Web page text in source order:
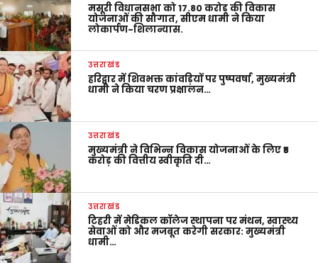
मसूरी विधानसभा को 17.80 करोड़ की विकास
योजनाओं की सौगात, सीएम धामी ने किया
लोकार्पण-शिलान्यास.
उत्तराखंड
हरिद्वार में शिवभक्त कांवड़ियों पर पुष्पवर्षा, मुख्यमंत्री
धामी ने किया चरण प्रक्षालन…
उत्तराखंड
मुख्यमंत्री ने विभिन्न विकास योजनाओं के लिए ₹5
करोड़ की वित्तीय स्वीकृति दी…
उत्तराखंड
टिहरी में मेडिकल कॉलेज स्थापना पर मंथन, स्वास्थ्य
सेवाओं को और मजबूत करेगी सरकार: मुख्यमंत्री
धामी…